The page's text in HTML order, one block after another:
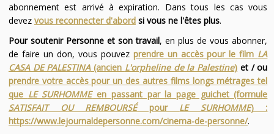
abonnement est arrivé à expiration. Dans tous les cas vous
devez vous reconnecter d'abordsi vous ne l'êtes plus.
Pour soutenir Personne et son travail, en plus de vous abonner,
de faire un don, vous pouvez prendre un accès pour le film LA
CASA DE PALESTINA(ancien L'orpheline de la Palestine) et / ou
prendre votre accès pour un des autres films longs métrages tel
que LE SURHOMMEen passant par la page guichet (formule
SATISFAIT OU REMBOURSÉpour LE SURHOMME) :
https://www.lejournaldepersonne.com/cinema-de-personne/.